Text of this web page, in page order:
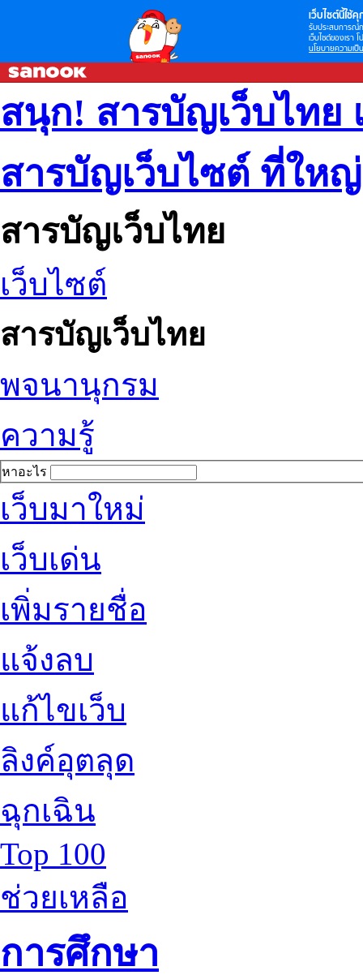
เว็บไซต์นี้ใช้คุ
รับประสบการณ์
เว็บไซต์ของเรา
นโยบายความเป็
สนุก! สารบัญเว็บไทย
สารบัญเว็บไซต์ ที่ให
สารบัญเว็บไทย
เว็บไซต์
สารบัญเว็บไทย
พจนานุกรม
ความรู้
หาอะไร
เว็บมาใหม่
เว็บเด่น
เพิ่มรายชื่อ
แจ้งลบ
แก้ไขเว็บ
ลิงค์อุตลุด
ฉุกเฉิน
Top 100
ช่วยเหลือ
การศึกษา